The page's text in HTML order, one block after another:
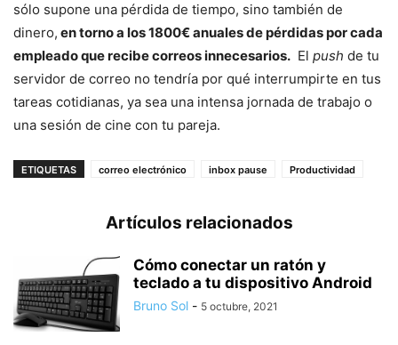
sólo supone una pérdida de tiempo, sino también de
dinero, en torno a los 1800€ anuales de pérdidas por cada
empleado que recibe correos innecesarios. El push de tu
servidor de correo no tendría por qué interrumpirte en tus
tareas cotidianas, ya sea una intensa jornada de trabajo o
una sesión de cine con tu pareja.
ETIQUETAS correo electrónico inbox pause Productividad
Artículos relacionados
Cómo conectar un ratón y
teclado a tu dispositivo Android
Bruno Sol - 5 octubre, 2021